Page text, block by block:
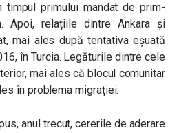
timpul primului mandat de prim-
Apoi, relațiile dintre Ankara și
mai ales după tentativa eșuată
în Turcia. Legăturile dintre cele
mai ales că blocul comunitar
în problema migrației.
anul trecut, cererile de aderare